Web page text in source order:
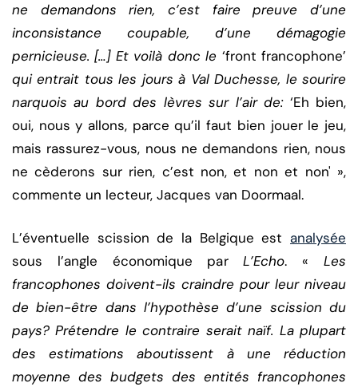
ne demandons rien, c’est faire preuve d’une
inconsistance coupable, d’une démagogie
pernicieuse. […] Et voilà donc le ‘front francophone’
qui entrait tous les jours à Val Duchesse, le sourire
narquois au bord des lèvres sur l’air de:‘Eh bien,
oui, nous y allons, parce qu’il faut bien jouer le jeu,
mais rassurez-vous, nous ne demandons rien, nous
ne cèderons sur rien, c’est non, et non et non' »,
commente un lecteur, Jacques van Doormaal.
L’éventuelle scission de la Belgique est analysée
sous l’angle économique parL’Echo. «Les
francophones doivent-ils craindre pour leur niveau
de bien-être dans l’hypothèse d’une scission du
pays? Prétendre le contraire serait naïf. La plupart
des estimations aboutissent à une réduction
moyenne des budgets des entités francophones